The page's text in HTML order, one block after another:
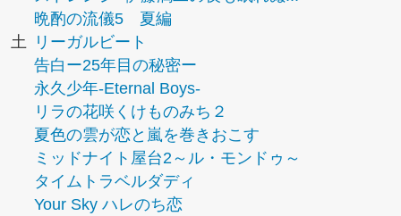
晩酌の流儀5 夏編
土
リーガルビート
告白ー25年目の秘密ー
永久少年-Eternal Boys-
リラの花咲くけものみち２
夏色の雲が恋と嵐を巻きおこす
ミッドナイト屋台2～ル・モンドゥ～
タイムトラベルダディ
Your Sky ハレのち恋